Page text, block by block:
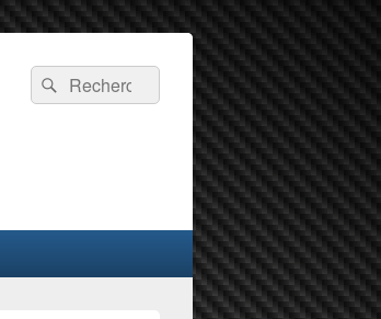
Recherche :
Rechercher